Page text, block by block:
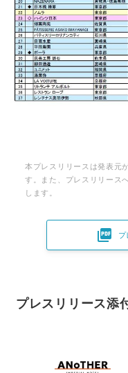
本プレスリリースは発表元
す。また、プレスリリース
します。

プレスリリース添